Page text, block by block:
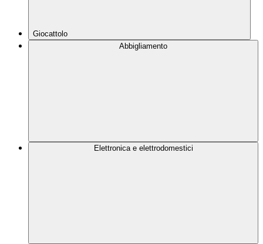
Giocattolo
Abbigliamento
Elettronica e elettrodomestici